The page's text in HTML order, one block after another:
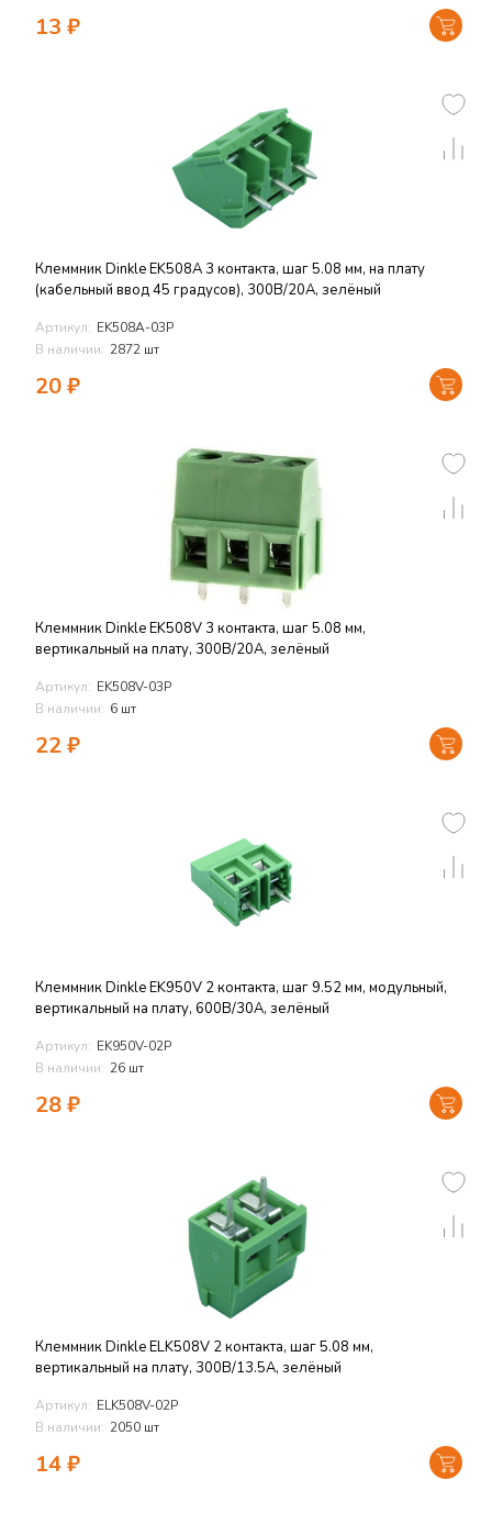
13 ₽
Клеммник Dinkle EK508A 3 контакта, шаг 5.08 мм, на плату
(кабельный ввод 45 градусов), 300В/20А, зелёный
Артикул: EK508A-03P
В наличии: 2872 шт
20₽
Клеммник Dinkle EK508V 3 контакта, шаг 5.08 мм,
вертикальный на плату, 300В/20А, зелёный
Артикул: EK508V-03P
В наличии: 6 шт
22₽
Клеммник Dinkle EK950V 2 контакта, шаг 9.52 мм, модульный,
вертикальный на плату, 600В/30А, зелёный
Артикул: EK950V-02P
В наличии: 26 шт
28₽
Клеммник Dinkle ELK508V 2 контакта, шаг 5.08 мм,
вертикальный на плату, 300В/13.5А, зелёный
Артикул: ELK508V-02P
В наличии: 2050 шт
14₽